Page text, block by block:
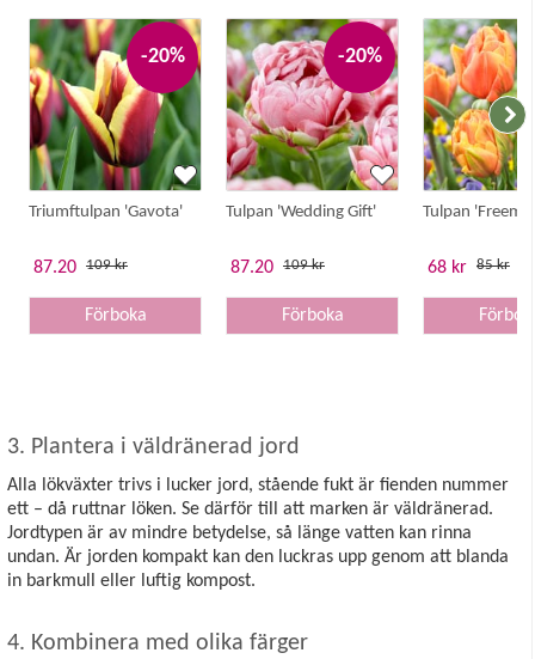
-20%
Triumftulpan 'Gavota'
87.20 109 kr
Förboka
-20%
Tulpan 'Wedding Gift'
87.20 109 kr
Förboka
Tulpan
68 kr 85 kr
3. Plantera i väldränerad jord
Alla lökväxter trivs i lucker jord, stående fukt är fienden nummer
ett – då ruttnar löken. Se därför till att marken är väldränerad.
Jordtypen är av mindre betydelse, så länge vatten kan rinna
undan. Är jorden kompakt kan den luckras upp genom att blanda
in barkmull eller luftig kompost.
4. Kombinera med olika färger